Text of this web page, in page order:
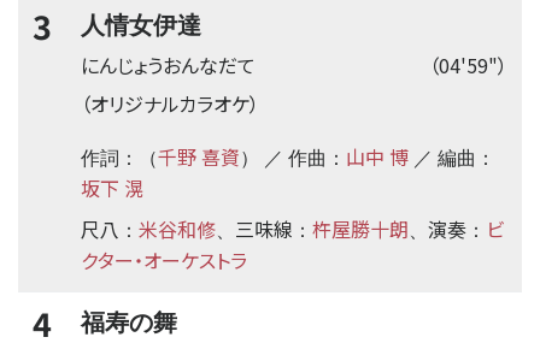
3 人情女伊達
（04'59"）
にんじょうおんなだて
（オリジナルカラオケ）
作詞：（千野 喜資） ／ 作曲： 山中 博 ／ 編曲：
坂下 滉
尺八 ： 米谷和修 三味線 ： 杵屋勝十朗 演奏 ： ビ
クター・オーケストラ
4 福寿の舞